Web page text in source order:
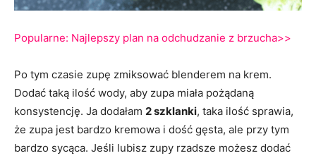
Popularne: Najlepszy plan na odchudzanie z brzucha>>
Po tym czasie zupę zmiksować blenderem na krem.
Dodać taką ilość wody, aby zupa miała pożądaną
konsystencję. Ja dodałam 2 szklanki, taka ilość sprawia,
że zupa jest bardzo kremowa i dość gęsta, ale przy tym
bardzo sycąca. Jeśli lubisz zupy rzadsze możesz dodać